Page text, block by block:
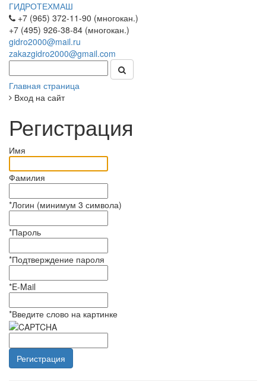
ГИДРОТЕХМАШ
+7 (965) 372-11-90 (многокан.)
+7 (495) 926-38-84 (многокан.)
gidro2000@mail.ru
zakazgidro2000@gmail.com
Главная страница
Вход на сайт
Регистрация
Имя
Фамилия
*Логин (минимум 3 символа)
*Пароль
*Подтверждение пароля
*E-Mail
*Введите слово на картинке